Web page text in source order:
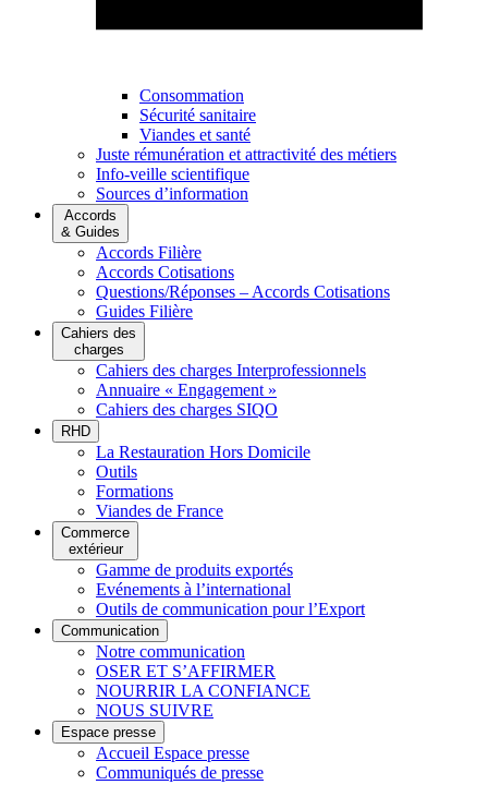
Consommation
Sécurité sanitaire
Viandes et santé
Juste rémunération et attractivité des métiers
Info-veille scientifique
Sources d’information
Accords
& Guides
Accords Filière
Accords Cotisations
Questions/Réponses – Accords Cotisations
Guides Filière
Cahiers des
charges
Cahiers des charges Interprofessionnels
Annuaire « Engagement »
Cahiers des charges SIQO
RHD
La Restauration Hors Domicile
Outils
Formations
Viandes de France
Commerce
extérieur
Gamme de produits exportés
Evénements à l’international
Outils de communication pour l’Export
Communication
Notre communication
OSER ET S’AFFIRMER
NOURRIR LA CONFIANCE
NOUS SUIVRE
Espace presse
Accueil Espace presse
Communiqués de presse